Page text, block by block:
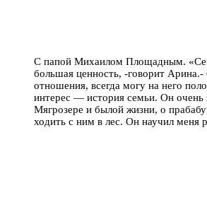
С папой Михаилом Площадным.
большая ценность, -говорит
отношения, всегда могу на него
интерес — история семьи. Он очень
Мягрозере и былой жизни, о
ходить с ним в лес. Он научил меня